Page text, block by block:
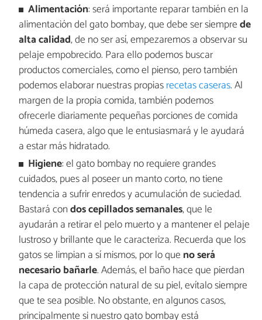
Alimentación: será importante reparar también en la
alimentación del gato bombay, que debe ser siemprede
alta calidad, de no ser así, empezaremos a observar su
pelaje empobrecido. Para ello podemos buscar
productos comerciales, como el pienso, pero también
podemos elaborar nuestras propiasrecetas caseras. Al
margen de la propia comida, también podemos
ofrecerle diariamente pequeñas porciones de comida
húmeda casera, algo que le entusiasmará y le ayudará
a estar más hidratado.
Higiene: el gato bombay no requiere grandes
cuidados, pues al poseer un manto corto, no tiene
tendencia a sufrir enredos y acumulación de suciedad.
Bastará condos cepillados semanales, que le
ayudarán a retirar el pelo muerto y a mantener el pelaje
lustroso y brillante que le caracteriza. Recuerda que los
gatos se limpian a sí mismos, por lo que no será
necesario bañarle. Además, el baño hace que pierdan
la capa de protección natural de su piel, evítalo siempre
que te sea posible. No obstante, en algunos casos,
principalmente si nuestro gato bombay está